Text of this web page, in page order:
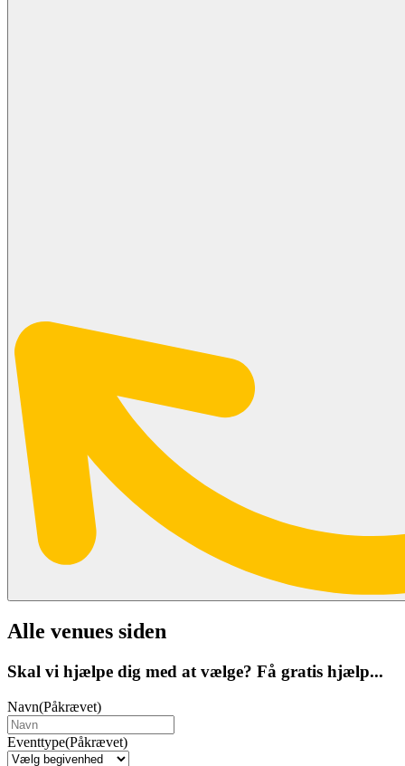
Alle venues siden
Skal vi hjælpe dig med at vælge? Få gratis hjælp...
Navn(Påkrævet)
Eventtype(Påkrævet)